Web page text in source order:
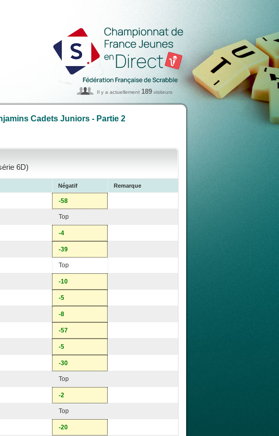
Il y a actuellement 189 visiteurs
Cadets Juniors - Partie 2
6D)
Négatif Remarque
-58
Top
-4
-39
Top
-10
-5
-8
-57
-5
-30
Top
-2
Top
-20